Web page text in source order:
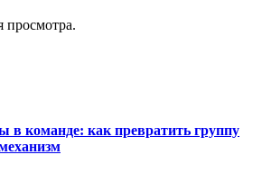
просмотра.
в команде: как превратить группу